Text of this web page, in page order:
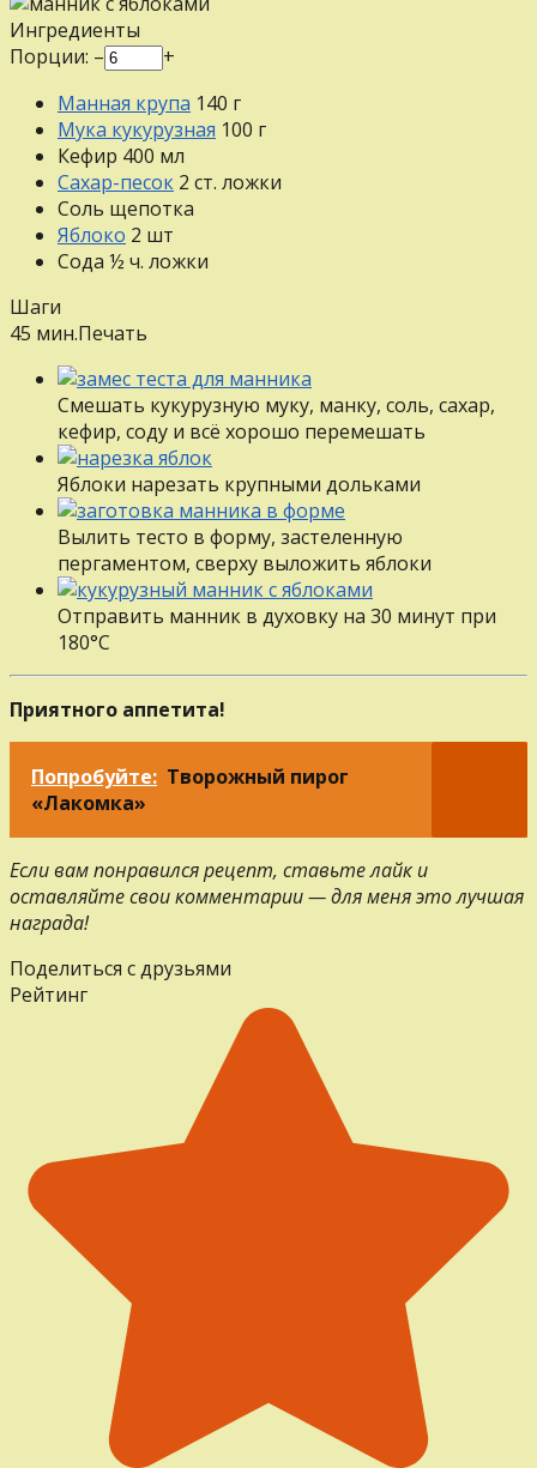
Ингредиенты
Порции: –
+
Манная крупа 140 г
Мука кукурузная 100 г
Кефир 400 мл
Сахар-песок 2 ст. ложки
Соль щепотка
Яблоко 2 шт
Сода ½ ч. ложки
Шаги
45 мин.Печать
Смешать кукурузную муку, манку, соль, сахар,
кефир, соду и всё хорошо перемешать
Яблоки нарезать крупными дольками
Вылить тесто в форму, застеленную
пергаментом, сверху выложить яблоки
Отправить манник в духовку на 30 минут при
180°С
Приятного аппетита!
Попробуйте: Творожный пирог
«Лакомка»
Если вам понравился рецепт, ставьте лайк и
оставляйте свои комментарии — для меня это лучшая
награда!
Поделиться с друзьями
Рейтинг